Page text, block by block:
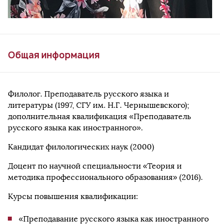
Общая информация
Филолог. Преподаватель русского языка и
литературы (1997, СГУ им. Н.Г. Чернышевского);
дополнительная квалификация «Преподаватель
русского языка как иностранного».
Кандидат филологических наук (2000)
Доцент по научной специальности «Теория и
методика профессионального образования» (2016).
Курсы повышения квалификации:
«Преподавание русского языка как иностранного